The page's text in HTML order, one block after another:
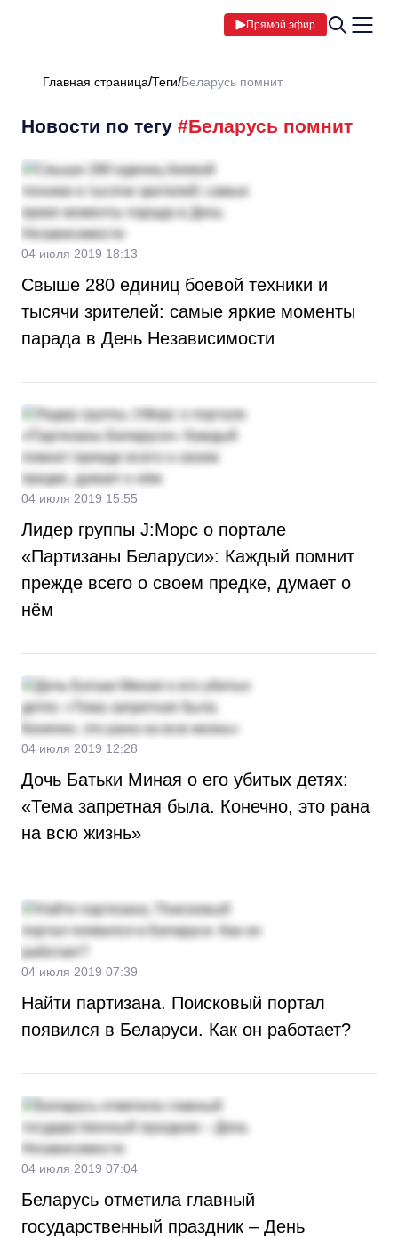
Прямой эфир
Главная страница Теги Беларусь помнит
Новости по тегу #Беларусь помнит
04 июля 2019 18:13
Свыше 280 единиц боевой техники и
тысячи зрителей: самые яркие моменты
парада в День Независимости
04 июля 2019 15:55
Лидер группы J:Морс о портале
«Партизаны Беларуси»: Каждый помнит
прежде всего о своем предке, думает о
нём
04 июля 2019 12:28
Дочь Батьки Миная о его убитых детях:
«Тема запретная была. Конечно, это рана
на всю жизнь»
04 июля 2019 07:39
Найти партизана. Поисковый портал
появился в Беларуси. Как он работает?
04 июля 2019 07:04
Беларусь отметила главный
государственный праздник – День